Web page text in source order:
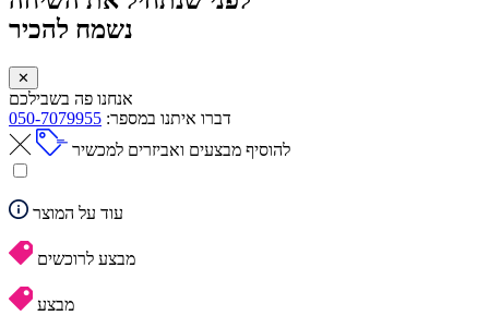
נשמח להכיר
✕
אנחנו פה בשבילכם
דברו איתנו במספר: 050-7079955
להוסיף מבצעים ואביזרים למכשיר
עוד על המוצר
מבצע לרוכשים
מבצע